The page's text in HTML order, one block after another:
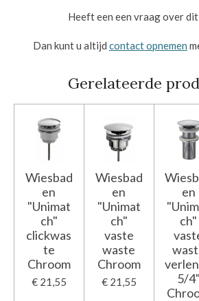
Heeft een een vraag over
Dan kunt u altijd contact opnemen
Gerelateerde
Wiesbad
en
"Unimat
ch"
clickwas
te
Chroom
€ 21,55
Wiesbad
en
"Unimat
ch"
vaste
waste
Chroom
€ 21,55
en
ch"
5/4"